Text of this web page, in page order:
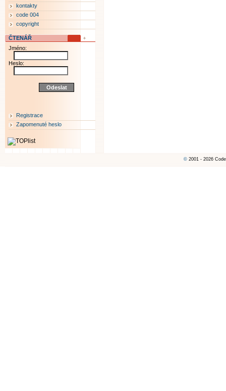
kontakty
code 004
copyright
ČTENÁŘ
Jméno:
Heslo:
Registrace
Zapomenuté heslo
© 2001 - 2026